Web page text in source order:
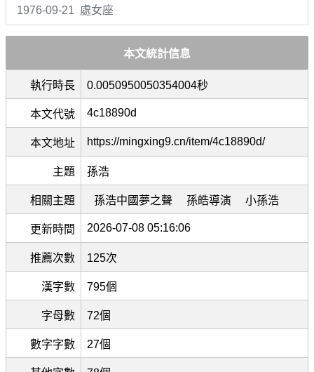
1976-09-21 處女座
本文統計信息
執行時長 0.0050950050354004秒
本文代號 4c18890d
本文地址 https://mingxing9.cn/item/4c18890d/
主題 孫浩
相關主題 孫浩中國夢之聲 孫皓導演 小孫浩
更新時間 2026-07-08 05:16:06
推薦次數 125次
漢字數 795個
字母數 72個
數字字數 27個